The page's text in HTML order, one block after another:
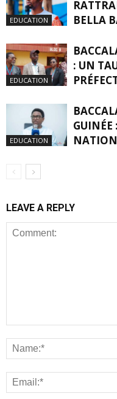
EDUCATION
BELLA
EDUCATION
: UN
EDUCATION
GUINÉE
LEAVE A REPLY